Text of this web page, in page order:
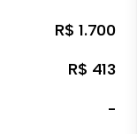
R$ 1.700
R$ 413
-